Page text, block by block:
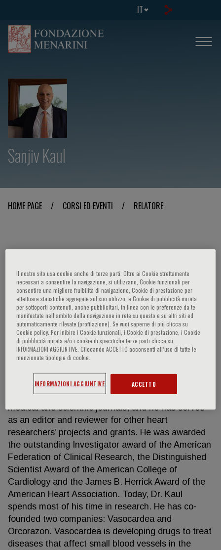
IT
Sanjiv Kaul
HOME PAGE / CORSI ED EVENTI / RELATORE
Dr. Kaul is the previous Head of cardiovascular
division at OHSU and the founding director of the
Knight Cardiovascular Institute. He is the Past-
president of the American Society of
Echocardiography. He specializes in coronary artery
disease and imaging of the heart, especially
echocardiography and nuclear cardiology. Dr. Kaul
has spent many years caring for patients, teaching
and mentoring other cardiologists and doing
research. His work has been published in many
medical and scientific journals, and he has served
as an editor and reviewer for other heart
researchers’ projects and grants. He was awarded
the outstanding Investigator award of the American
Federation of Clinical Research, the Distinguished
Scientist Award of the American College of
Cardiology and the James B. Herrick Award of the
American Heart Association. Today, Dr. Kaul
spends most of his time in research. He has co-
founded two companies: Vasocardea and
Orcorazon. Vasocardea is developing drugs to treat
diseases that affect small blood vessels in the
Il nostro sito usa cookie anche di terze parti. Oltre ai Cookie strettamente
necessari a consentire la navigazione, si utilizzano, Cookie funzionali per
consentire una migliore fruibilità di navigazione, Cookie di prestazione per
effettuare statistiche aggregate sul suo utilizzo, e Cookie di pubblicità mirata
per sottoporti contenuti, anche pubblicitari, in linea con le preferenze da te
manifestate nell‘ambito della navigazione in rete su questo e su altri siti ed
automaticamente rilevate (profilazione). Se vuoi saperne di più clicca su
Cookie policy. Per inibire i Cookie funzionali, i Cookie di prestazione, i Cookie
di pubblicità mirata e/o i cookie di specifiche terze parti clicca su
INFORMAZIONI AGGIUNTIVE. Cliccando ACCETTO acconsenti all’uso di tutte le
menzionate tipologie di cookie.
INFORMAZIONI AGGIUNTIVE ACCETTO